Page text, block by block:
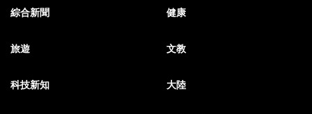
綜合新聞 健康
旅遊 文教
科技新知 大陸